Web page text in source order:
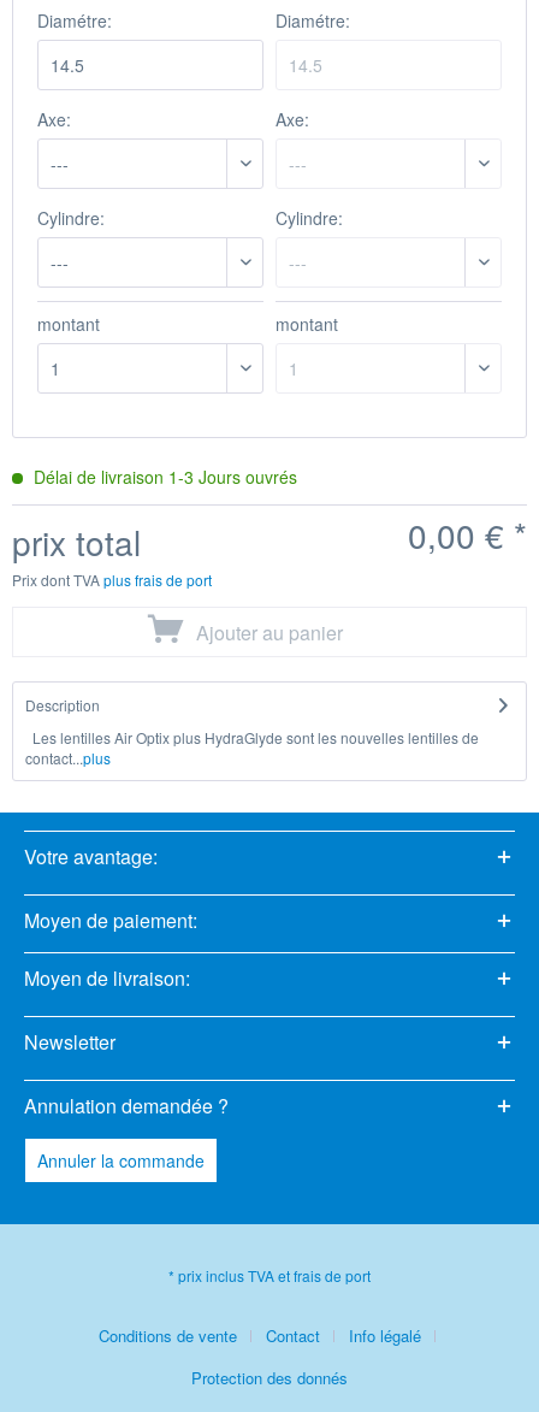
Diamétre:
Axe:
Cylindre:
montant
Diamétre:
Axe:
Cylindre:
montant
Délai de livraison 1-3 Jours ouvrés
prix total 0,00 € *
Prix dont TVAplus frais de port
Ajouter au panier
Description
Les lentilles Air Optix plus HydraGlyde sont les nouvelles lentilles de
contact...plus
Votre avantage:
Moyen de paiement:
Moyen de livraison:
Newsletter
Annulation demandée ?
Annuler la commande
* prix inclus TVA et frais de port
Conditions de vente Contact
Info légalé
Protection des donnés